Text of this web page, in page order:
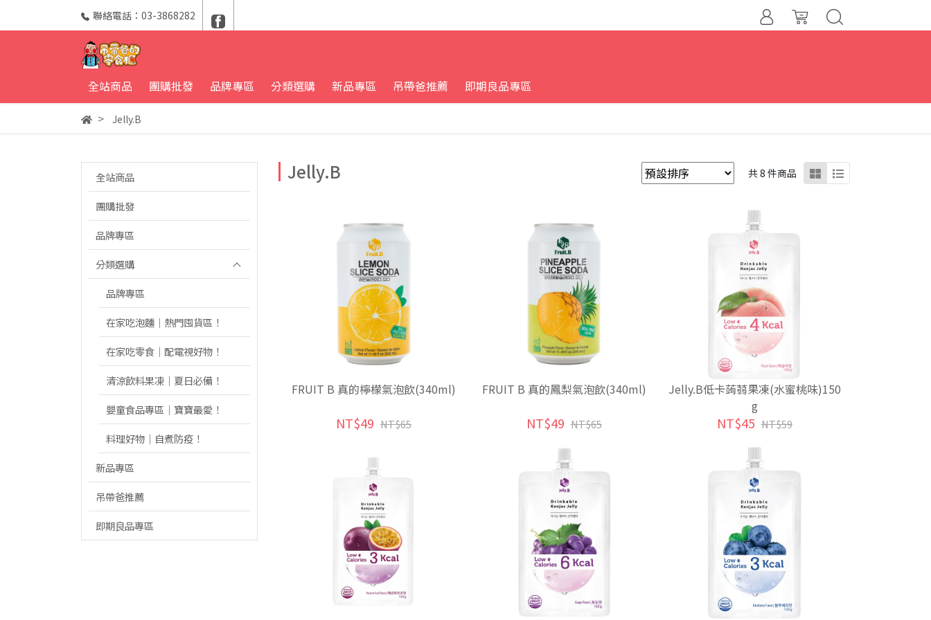
聯絡電話：03-3868282
全站商品 團購批發 品牌專區 分類選購 新品專區 吊帶爸推薦 即期良品專區
Jelly.B
全站商品
團購批發
品牌專區
分類選購
品牌專區
在家吃泡麵｜熱門囤貨區！
在家吃零食｜配電視好物！
清涼飲料果凍｜夏日必備！
嬰童食品專區｜寶寶最愛！
料理好物｜自煮防疫！
新品專區
吊帶爸推薦
即期良品專區
Jelly.B 共 8 件商品
FRUIT B 真的檸檬氣泡飲(340ml)
NT$49 NT$65
FRUIT B 真的鳳梨氣泡飲(340ml)
NT$49 NT$65
Jelly.B低卡蒟蒻果凍(水蜜桃味)150
g
NT$45 NT$59